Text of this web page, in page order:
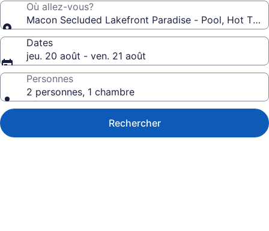
Où allez-vous?
Macon Secluded Lakefront Paradise - Pool, Hot
Dates
jeu. 20 août - ven. 21 août
Personnes
2 personnes, 1 chambre
Rechercher